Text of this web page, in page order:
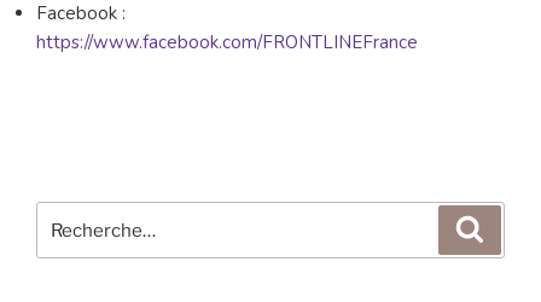
Facebook :
https://www.facebook.com/FRONTLINEFrance
pour